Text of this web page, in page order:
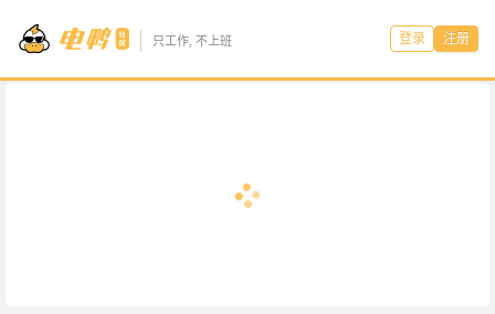
只工作, 不上班 登录 注册